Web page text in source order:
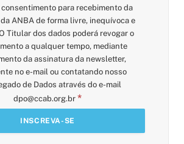
para recebimento da
ANBA de forma livre, inequívoca e
Titular dos dados poderá revogar o
a qualquer tempo, mediante
da assinatura da newsletter,
no e-mail ou contatando nosso
de Dados através do e-mail
dpo@ccab.org.br *